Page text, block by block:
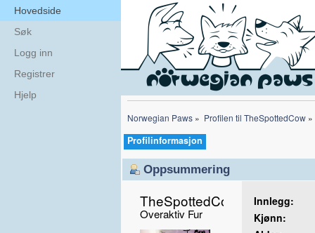
Hovedside
Søk
Logg inn
Registrer
Hjelp
Norwegian Paws » Profilen til TheSpottedCow»
Profilinformasjon
Oppsummering
Overaktiv Fur
Innlegg:
Kjønn: